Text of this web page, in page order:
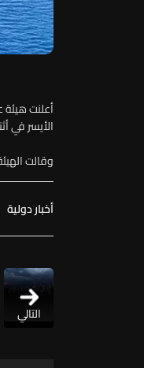
أعلنت هيئة
الأيسر في أثناء
وقالت
أخبار دولية
التالي